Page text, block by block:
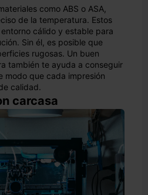
como ABS o ASA,
de la temperatura. Estos
cálido y estable para
Sin él, es posible que
rugosas. Un buen
también te ayuda a conseguir
modo que cada impresión
calidad.
carcasa